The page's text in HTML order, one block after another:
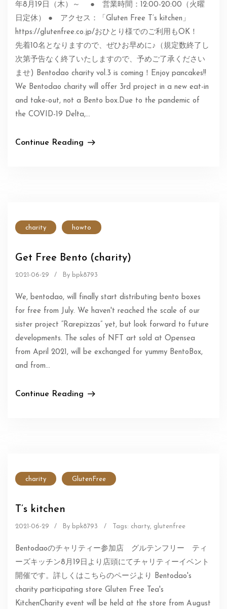
年8月19日（木）～ ● 営業時間：12:00-20:00（火曜
日定休） ● アクセス：「Gluten Free T’s kitchen」
https://glutenfree.co.jp/おひとり様でのご利用もOK！
先着10名となりますので、ぜひお早めに♪（規定数終了し
次第予告なく終了いたしますので、予めご了承ください
ませ) Bentodao charity vol.3 is coming！Enjoy pancakes!!
We Bentodao charity will offer 3rd project in a new eat-in
and take-out, not a Bento box.Due to the pandemic of
the COVID-19 Delta,…
Continue Reading
charity howto
Get Free Bento (charity)
2021-06-29 / By bpk8793
We, bentodao, will finally start distributing bento boxes
for free from July. We haven't reached the scale of our
sister project “Rarepizzas” yet, but look forward to future
developments. The sales of NFT art sold at Opensea
from April 2021, will be exchanged for yummy BentoBox,
and from…
Continue Reading
charity GlutenFree
T’s kitchen
2021-06-29 / By bpk8793 / Tags: charty, glutenfree
Bentodaoのチャリティー参加店 グルテンフリー ティ
ーズキッチン8月19日より店頭にてチャリティーイベント
開催です。詳しくはこちらのページより Bentodao's
charity participating store Gluten Free Tea's
KitchenCharity event will be held at the store from August